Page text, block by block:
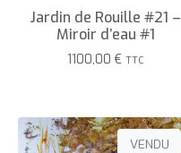
Jardin de Rouille #21 –
Miroir d’eau #1
1100,00 € TTC
VENDU